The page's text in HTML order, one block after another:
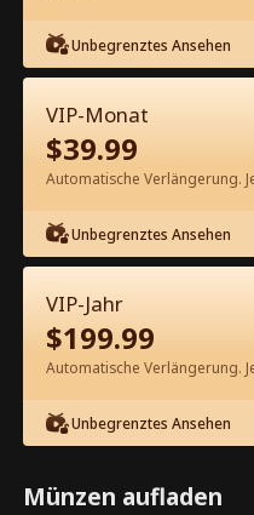
Kostenlos
Episode 48 - Das
einer
Film
1-50 51-70
46 47
Unbegrenztes Ansehen
VIP-Monat
$39.99
Automatische Verlängerung.
Unbegrenztes Ansehen
VIP-Jahr
$199.99
Automatische Verlängerung.
Unbegrenztes Ansehen
Münzen aufladen